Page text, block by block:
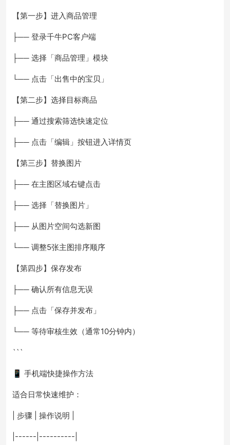
【第一步】进入商品管理
├── 登录千牛PC客户端
├── 选择「商品管理」模块
└── 点击「出售中的宝贝」
【第二步】选择目标商品
├── 通过搜索筛选快速定位
├── 点击「编辑」按钮进入详情页
【第三步】替换图片
├── 在主图区域右键点击
├── 选择「替换图片」
├── 从图片空间勾选新图
└── 调整5张主图排序顺序
【第四步】保存发布
├── 确认所有信息无误
├── 点击「保存并发布」
└── 等待审核生效（通常10分钟内）
```
📱 手机端快捷操作方法
适合日常快速维护：
| 步骤 | 操作说明 |
|------|----------|